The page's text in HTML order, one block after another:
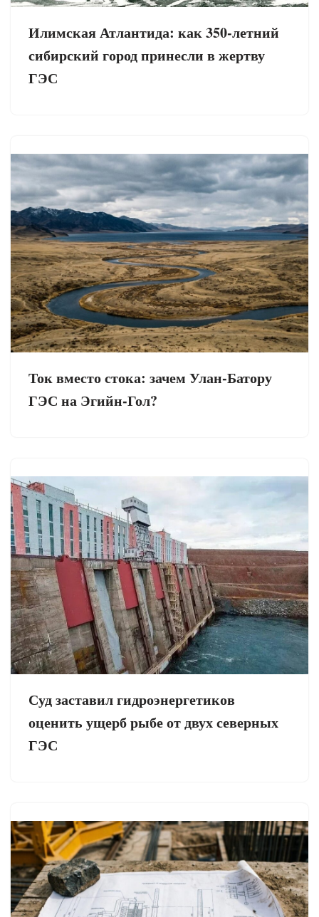
Илимская Атлантида: как 350-летний
сибирский город принесли в жертву
ГЭС
Ток вместо стока: зачем Улан-Батору
ГЭС на Эгийн-Гол?
Суд заставил гидроэнергетиков
оценить ущерб рыбе от двух северных
ГЭС